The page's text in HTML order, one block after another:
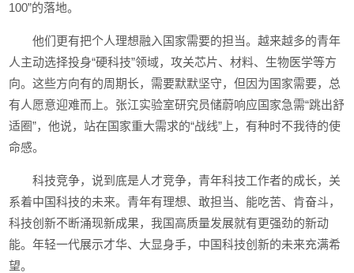
100”的落地。
他们更有把个人理想融入国家需要的担当。越来越多的青年
人主动选择投身“硬科技”领域，攻关芯片、材料、生物医学等方
向。这些方向有的周期长，需要默默坚守，但因为国家需要，总
有人愿意迎难而上。张江实验室研究员储蔚响应国家急需“跳出舒
适圈”，他说，站在国家重大需求的“战线”上，有种时不我待的使
命感。
科技竞争，说到底是人才竞争，青年科技工作者的成长，关
系着中国科技的未来。青年有理想、敢担当、能吃苦、肯奋斗，
科技创新不断涌现新成果，我国高质量发展就有更强劲的新动
能。年轻一代展示才华、大显身手，中国科技创新的未来充满希
望。